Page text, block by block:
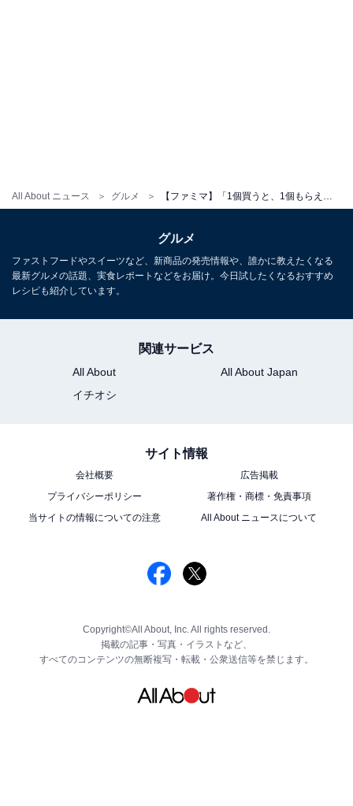
All About ニュース グルメ
グルメ
ファストフードやスイーツなど、新商品の発売情報や、誰かに教えたくなる
最新グルメの話題、実食レポートなどをお届け。今日試したくなるおすすめ
レシピも紹介しています。
関連サービス
All About
All About Japan
イチオシ
サイト情報
会社概要
広告掲載
プライバシーポリシー
著作権・商標・免責事項
当サイトの情報についての注意
All About ニュースについて
Copyright©All About, Inc. All rights reserved.
掲載の記事・写真・イラストなど、
すべてのコンテンツの無断複写・転載・公衆送信等を禁じます。